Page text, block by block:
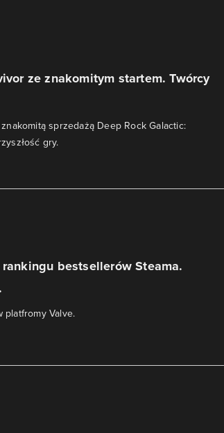
ze znakomitym startem. Twórcy
sprzedażą Deep Rock Galactic:
gry.
bestsellerów Steama.
platfromy Valve.